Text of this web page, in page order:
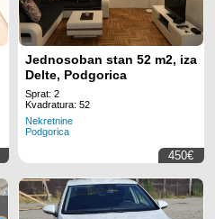
Jednosoban stan 52 m2, iza
Delte, Podgorica
Sprat: 2
Kvadratura: 52
Nekretnine
Podgorica
450€